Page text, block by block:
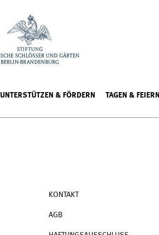
UNTERSTÜTZEN & FÖRDERN TAGEN & FEIERN
KONTAKT
AGB